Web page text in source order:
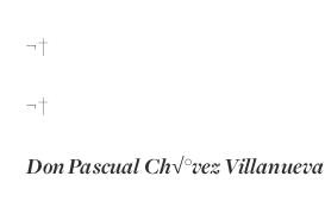
¬†
¬†
Don Pascual Ch√°vez Villanueva